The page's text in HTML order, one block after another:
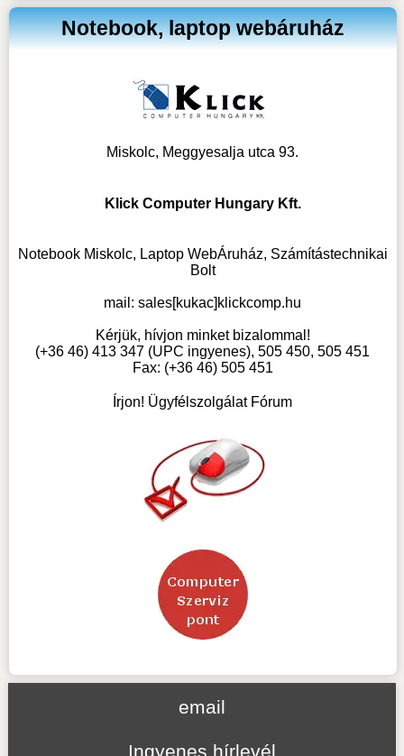
Notebook, laptop webáruház
Miskolc, Meggyesalja utca 93.
Klick Computer Hungary Kft.
Notebook Miskolc, Laptop WebÁruház, Számítástechnikai
Bolt
mail:sales[kukac]klickcomp.hu
Kérjük, hívjon minket bizalommal!
(+36 46) 413 347 (UPC ingyenes), 505 450, 505 451
Fax: (+36 46) 505 451
Írjon! Ügyfélszolgálat Fórum
email
Ingyenes hírlevél